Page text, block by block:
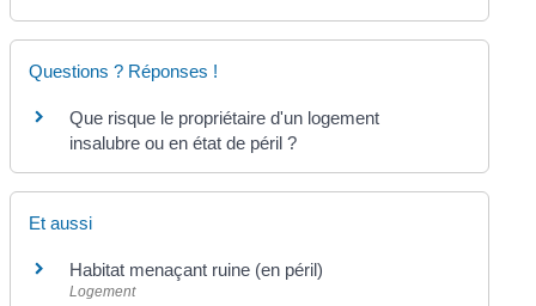
Questions ? Réponses !
Que risque le propriétaire d'un logement
insalubre ou en état de péril ?
Et aussi
Habitat menaçant ruine (en péril)
Logement